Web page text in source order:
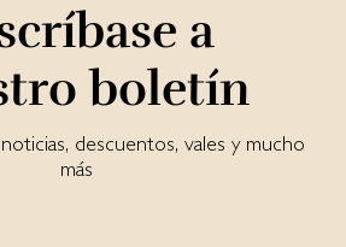
a
boletín
descuentos, vales y mucho
más